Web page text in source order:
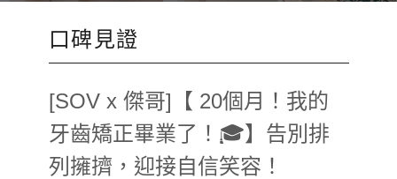
口碑見證
[SOV x 傑哥]【 20個月！我的
牙齒矯正畢業了！🎓】告別排
列擁擠，迎接自信笑容！